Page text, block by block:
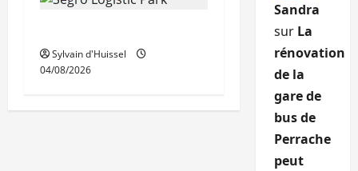
Sylvain d'Huissel
04/08/2026
Sandra
sur La
rénovation
de la
gare de
bus de
Perrache
peut